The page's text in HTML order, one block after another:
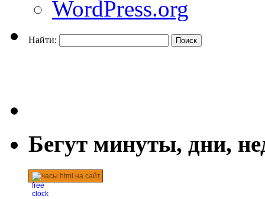
WordPress.org
Найти:
Бегут минуты, дни,
часы html на сайт